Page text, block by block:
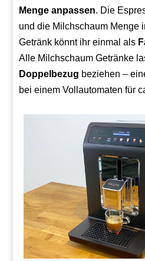
Menge anpassen. Die
und die Milchschaum Menge
Getränk könnt ihr einmal als
Alle Milchschaum Getränke
Doppelbezug beziehen –
bei einem Vollautomaten für